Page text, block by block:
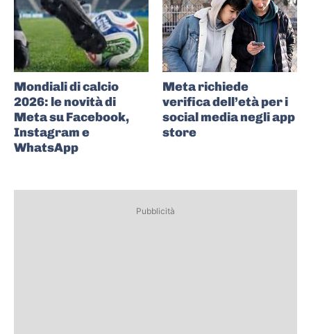
Mondiali di calcio
2026: le novità di
Meta su Facebook,
Instagram e
WhatsApp
Meta richiede
verifica dell’età per i
social media negli app
store
Pubblicità